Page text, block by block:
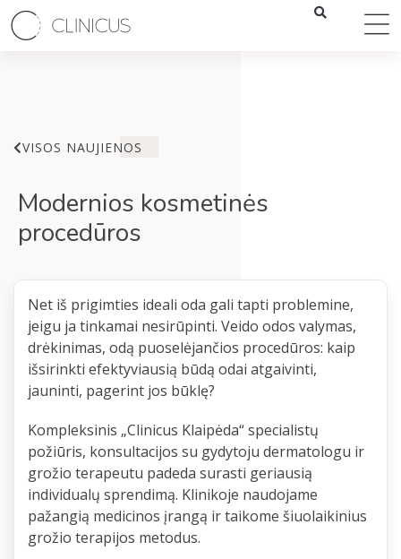
VISOS NAUJIENOS
Modernios kosmetinės
procedūros
Net iš prigimties ideali oda gali tapti problemine,
jeigu ja tinkamai nesirūpinti. Veido odos valymas,
drėkinimas, odą puoselėjančios procedūros: kaip
išsirinkti efektyviausią būdą odai atgaivinti,
jauninti, pagerint jos būklę?
Kompleksinis „Clinicus Klaipėda“ specialistų
požiūris, konsultacijos su gydytoju dermatologu ir
grožio terapeutu padeda surasti geriausią
individualų sprendimą. Klinikoje naudojame
pažangią medicinos įrangą ir taikome šiuolaikinius
grožio terapijos metodus.